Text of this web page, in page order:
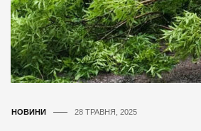
НОВИНИ 28 ТРАВНЯ, 2025